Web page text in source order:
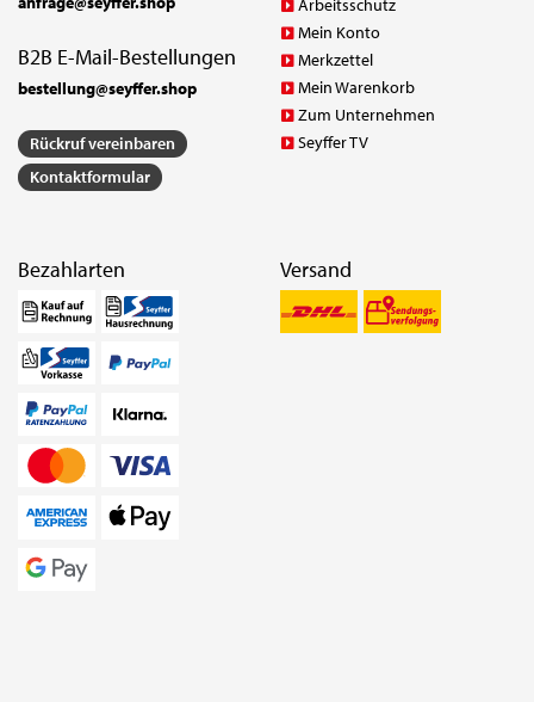
B2B E-Mail-Bestellungen
bestellung@seyffer.shop
Rückruf vereinbaren
Kontaktformular
Arbeitsschutz
Mein Konto
Merkzettel
Mein Warenkorb
Zum Unternehmen
Seyffer TV
Bezahlarten Versand